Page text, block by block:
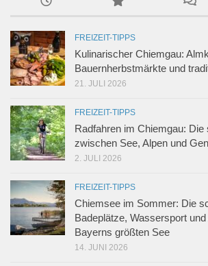
FREIZEIT-TIPPS
Kulinarischer Chiemgau:
Bauernherbstmärkte und
21. JULI 2026
FREIZEIT-TIPPS
Radfahren im Chiemgau: Die
zwischen See, Alpen und
2. JULI 2026
FREIZEIT-TIPPS
Chiemsee im Sommer: Die
Badeplätze, Wassersport
Bayerns größten See
14. JUNI 2026